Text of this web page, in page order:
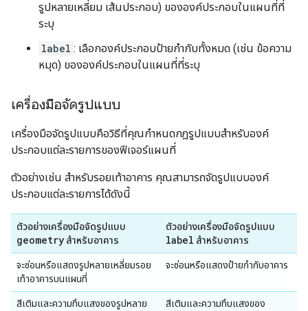
รูปหลายเหลี่ยม เส้นประกอบ) ขององค์ประกอบในแผนที่ที่
ระบุ
label : เลือกองค์ประกอบป้ายกำกับทั้งหมด (เช่น ข้อความ
หมุด) ขององค์ประกอบในแผนที่ที่ระบุ
เครื่องมือจัดรูปแบบ
เครื่องมือจัดรูปแบบคือวิธีที่คุณกำหนดกฎรูปแบบสำหรับองค์
ประกอบแต่ละรายการของฟีเจอร์แผนที่
ตัวอย่างเช่น สำหรับรอยเท้าอาคาร คุณสามารถจัดรูปแบบองค์
ประกอบแต่ละรายการได้ดังนี้
ตัวอย่างเครื่องมือจัดรูปแบบ
geometry สำหรับอาคาร
ตัวอย่างเครื่องมือจัดรูปแบบ
label สำหรับอาคาร
จะซ่อนหรือแสดงรูปหลายเหลี่ยมรอย
เท้าอาคารบนแผนที่
จะซ่อนหรือแสดงป้ายกำกับอาคาร
สีเติมและความทึบแสงของรูปหลาย
สีเติมและความทึบแสงของ